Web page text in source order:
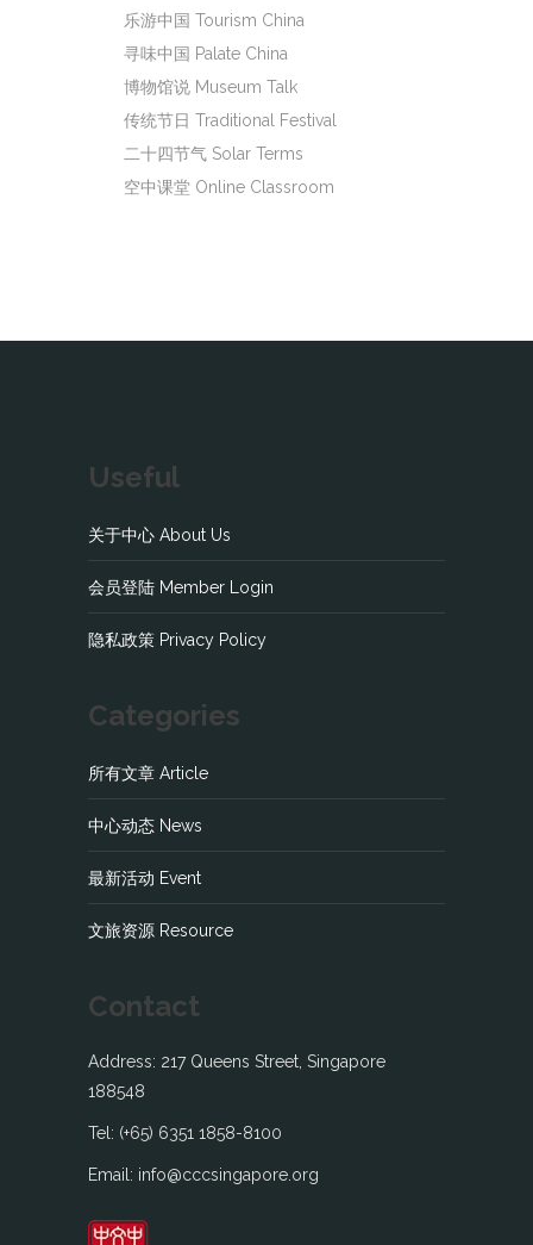
乐游中国 Tourism China
寻味中国 Palate China
博物馆说 Museum Talk
传统节日 Traditional Festival
二十四节气 Solar Terms
空中课堂 Online Classroom
Useful
关于中心 About Us
会员登陆 Member Login
隐私政策 Privacy Policy
Categories
所有文章 Article
中心动态 News
最新活动 Event
文旅资源 Resource
Contact
Address: 217 Queens Street, Singapore
188548
Tel: (+65) 6351 1858-8100
Email: info@cccsingapore.org